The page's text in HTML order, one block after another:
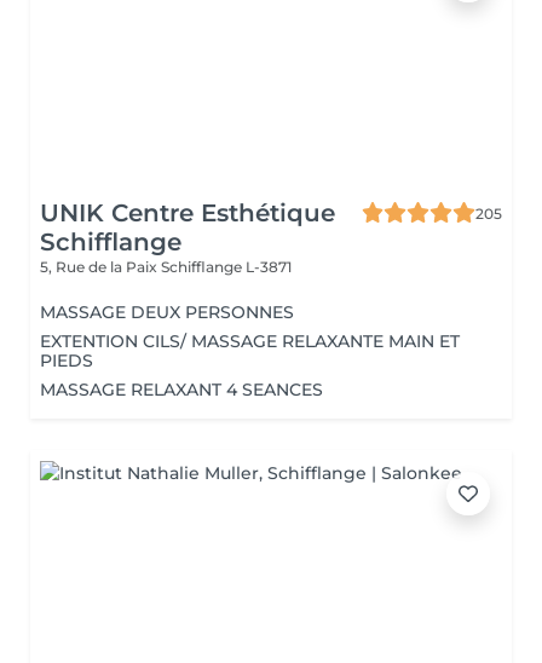
UNIK Centre Esthétique
Schifflange
205
5, Rue de la Paix Schifflange L-3871
MASSAGE DEUX PERSONNES
EXTENTION CILS/ MASSAGE RELAXANTE MAIN ET
PIEDS
MASSAGE RELAXANT 4 SEANCES